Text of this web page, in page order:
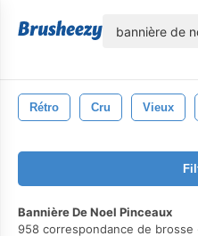
Rétro Cru Vieux
Bannière De Noel Pinceaux
958 correspondance de brosse